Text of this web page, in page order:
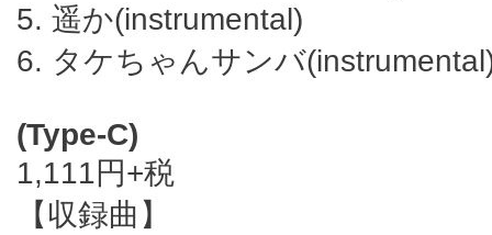
5. 遥か(instrumental)
6. タケちゃんサンバ
(Type-C)
1,111円+税
【収録曲】